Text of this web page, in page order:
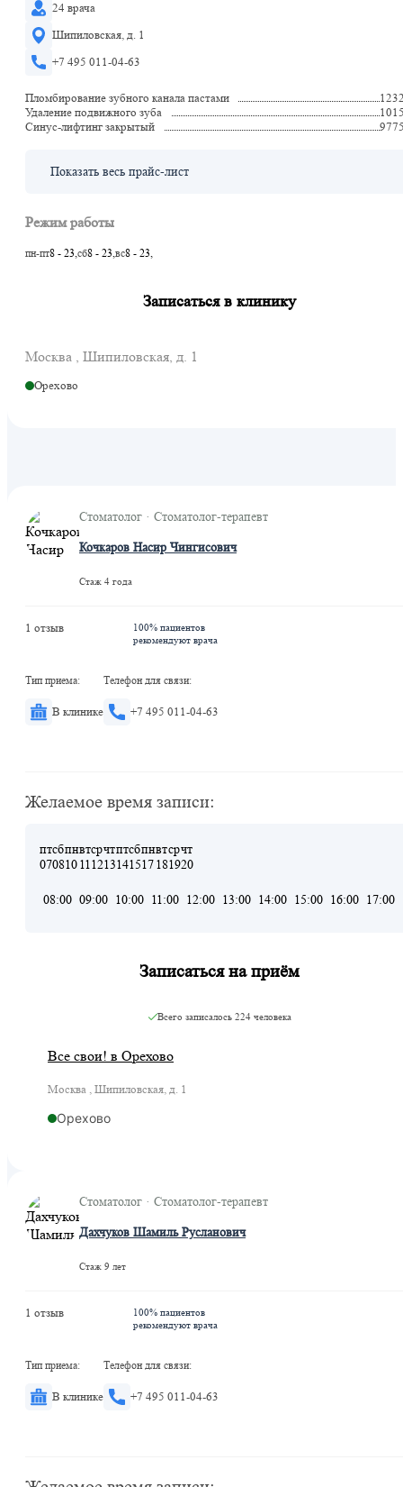
24 врача
Шипиловская, д. 1
+7 495 011-04-63
Пломбирование зубного канала пастами
Удаление подвижного зуба
Синус-лифтинг закрытый
Показать весь прайс-лист
Режим работы
пн-пт8 - 23,сб8 - 23,вс8 - 23,
Записаться в клинику
Москва , Шипиловская, д. 1
Орехово
Стоматолог · Стоматолог-терапевт
Кочкаров Насир Чингисович
Стаж 4 года
1 отзыв
100% пациентов
рекомендуют врача
Тип приема:
В клинике
Телефон для связи:
+7 495 011-04-63
Желаемое время записи:
пт
07
сб
08
пн
10
вт
11
ср
12
чт
13
пт
14
сб
15
пн
17
вт
18
ср
19
чт
20
08:00 09:00 10:00 11:00 12:00 13:00 14:00 15:00 16:00 17:00
Записаться на приём
Всего записалось224 человека
Все свои! в Орехово
Москва , Шипиловская, д. 1
Орехово
Стоматолог · Стоматолог-терапевт
Дахчуков Шамиль Русланович
Стаж 9 лет
1 отзыв
100% пациентов
рекомендуют врача
Тип приема:
В клинике
Телефон для связи:
+7 495 011-04-63